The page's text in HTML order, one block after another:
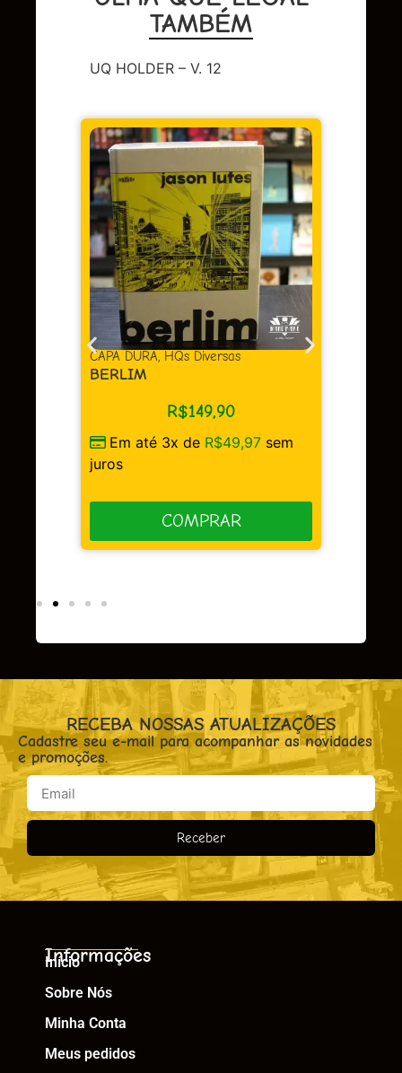
TAMBÉM
UQ HOLDER – V. 12
CAPA DURA, HQs Diversas
BERLIM
R$149,90
Em até 3x de R$49,97 sem
juros
COMPRAR
RECEBA NOSSAS ATUALIZAÇÕES
Cadastre seu e-mail para acompanhar as novidades
e promoções.
Receber
Informações
Início
Sobre Nós
Minha Conta
Meus pedidos